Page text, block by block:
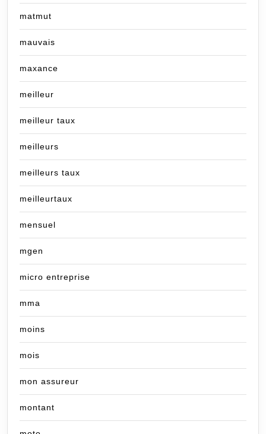
matmut
mauvais
maxance
meilleur
meilleur taux
meilleurs
meilleurs taux
meilleurtaux
mensuel
mgen
micro entreprise
mma
moins
mois
mon assureur
montant